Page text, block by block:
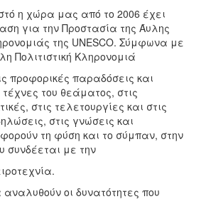
η χώρα μας από το 2006 έχει
για την Προστασία της Άυλης
της UNESCO. Σύμφωνα με
Πολιτιστική Κληρονομιά
προφορικές παραδόσεις και
του θεάματος, στις
στις τελετουργίες και στις
στις γνώσεις και
τη φύση και το σύμπαν, στην
συνδέεται με την
οι δυνατότητες που